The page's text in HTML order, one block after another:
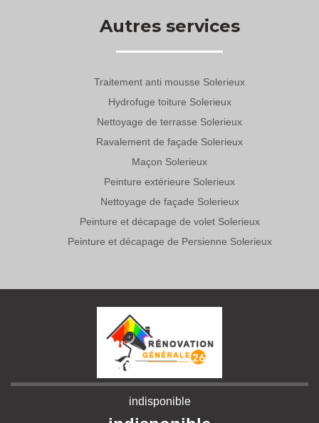
Autres services
Traitement anti mousse Solerieux
Hydrofuge toiture Solerieux
Nettoyage de terrasse Solerieux
Ravalement de façade Solerieux
Maçon Solerieux
Peinture extérieure Solerieux
Nettoyage de façade Solerieux
Peinture et décapage de volet Solerieux
Peinture et décapage de Persienne Solerieux
indisponible